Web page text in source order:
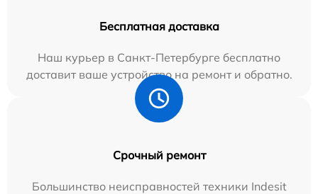
Бесплатная доставка
Наш курьер в Санкт-Петербурге бесплатно
доставит ваше устройство на ремонт и обратно.
Срочный ремонт
Большинство неисправностей техники Indesit